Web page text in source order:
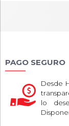
PAGO SEGURO
Desde
lo